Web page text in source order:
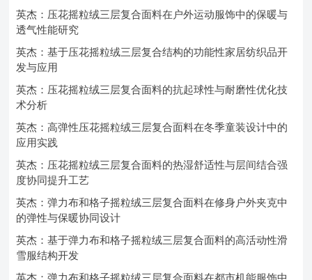
英杰：压花摇粒绒三层复合面料在户外运动服饰中的保暖与
透气性能研究
英杰：基于压花摇粒绒三层复合结构的功能性家居纺织品开
发与应用
英杰：压花摇粒绒三层复合面料的抗起球性与耐磨性优化技
术分析
英杰：高弹性压花摇粒绒三层复合面料在冬季童装设计中的
应用实践
英杰：压花摇粒绒三层复合面料的热湿舒适性与层间结合强
度协同提升工艺
英杰：弹力布和格子摇粒绒三层复合面料在修身户外夹克中
的弹性与保暖协同设计
英杰：基于弹力布和格子摇粒绒三层复合面料的高活动性滑
雪服结构开发
英杰：弹力布和格子摇粒绒三层复合面料在都市机能服饰中